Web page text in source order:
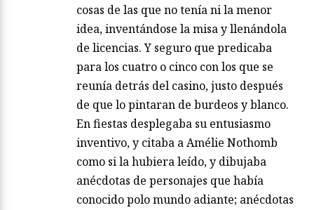
cosas de las que no tenía ni la menor
idea, inventándose la misa y llenándola
de licencias. Y seguro que predicaba
para los cuatro o cinco con los que se
reunía detrás del casino, justo después
de que lo pintaran de burdeos y blanco.
En fiestas desplegaba su entusiasmo
inventivo, y citaba a Amélie Nothomb
como si la hubiera leído, y dibujaba
anécdotas de personajes que había
conocido polo mundo adiante; anécdotas